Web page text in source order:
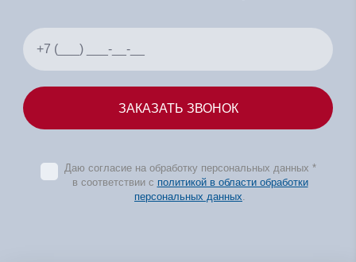
Даю согласие на обработку персональных данных *
в соответствии с политикой в области обработки
персональных данных.